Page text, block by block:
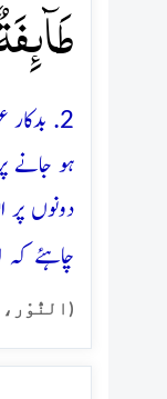
2.
ہو جانے
دونوں پر
چاہئے
(النُّوْر،